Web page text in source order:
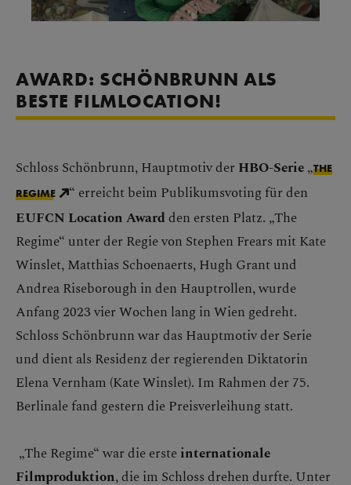
AWARD: SCHÖNBRUNN ALS
BESTE FILMLOCATION!
Schloss Schönbrunn, Hauptmotiv der HBO-Serie „THE
REGIME
“ erreicht beim Publikumsvoting für den
EUFCN Location Award den ersten Platz. „The
Regime“ unter der Regie von Stephen Frears mit Kate
Winslet, Matthias Schoenaerts, Hugh Grant und
Andrea Riseborough in den Hauptrollen, wurde
Anfang 2023 vier Wochen lang in Wien gedreht.
Schloss Schönbrunn war das Hauptmotiv der Serie
und dient als Residenz der regierenden Diktatorin
Elena Vernham (Kate Winslet). Im Rahmen der 75.
Berlinale fand gestern die Preisverleihung statt.
„The Regime“ war die erste internationale
Filmproduktion, die im Schloss drehen durfte. Unter